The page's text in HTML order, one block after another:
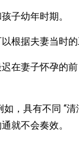
子幼年时期。
据夫妻当时的
妻子怀孕的
具有不同 “
就不会奏效。